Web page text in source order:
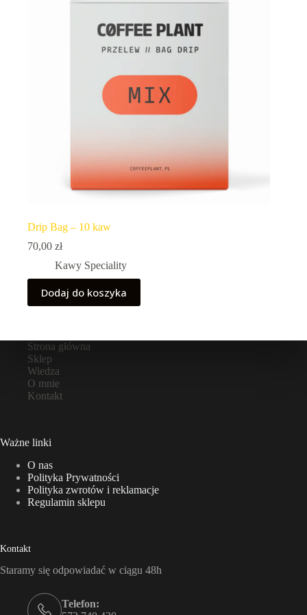
Drip Bag – 10 kaw
70,00 zł
Kawy Speciality
Dodaj do koszyka
Strona główna
Sklep
Wiedza
O mnie
Kontakt
Ważne linki
O nas
Polityka Prywatności
Polityka zwrotów i reklamacje
Regulamin sklepu
Kontakt
Staramy się odpowiadać w ciągu 48h
Telefon: